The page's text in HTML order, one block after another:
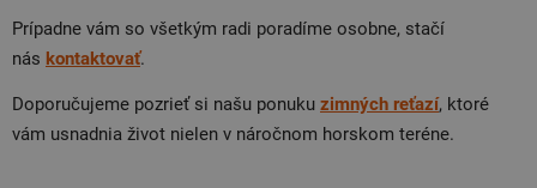
Prípadne vám so všetkým radi poradíme osobne, stačí
nás kontaktovať.
Doporučujeme pozrieť si našu ponuku zimných reťazí, ktoré
vám usnadnia život nielen v náročnom horskom teréne.